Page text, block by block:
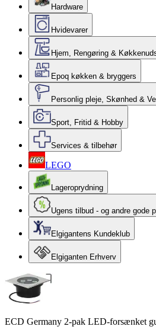
Hardware
Hvidevarer
Hjem, Rengøring &
Epoq køkken & bryggers
Personlig pleje, Skønhed &
Sport, Fritid & Hobby
Services & tilbehør
LEGO
Lageroprydning
Ugens tilbud - og andre gode
Elgigantens Kundeklub
Elgiganten Erhverv
ECD Germany 2-pak LED-forsænket